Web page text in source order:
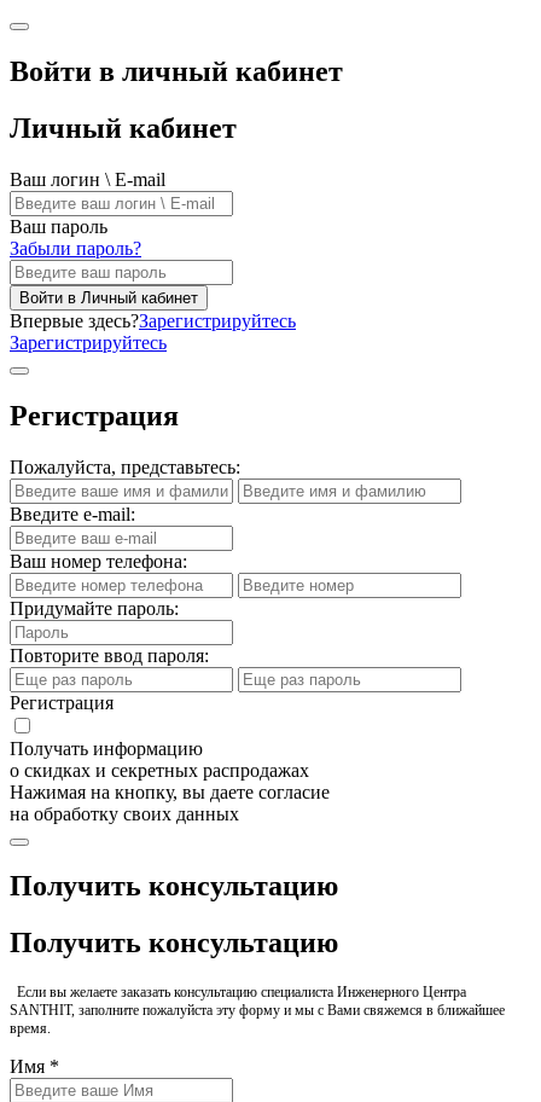
Войти в личный кабинет
Личный кабинет
Ваш логин \ E-mail
Ваш пароль
Забыли пароль?
Войти в Личный кабинет
Впервые здесь?Зарегистрируйтесь
Зарегистрируйтесь
Регистрация
Пожалуйста, представьтесь:
Введите e-mail:
Ваш номер телефона:
Придумайте пароль:
Повторите ввод пароля:
Регистрация
Получать информацию
о скидках и секретных распродажах
Нажимая на кнопку, вы даете согласие
на обработку своих данных
Получить консультацию
Получить консультацию
Если вы желаете заказать консультацию специалиста Инженерного Центра
SANTHIT, заполните пожалуйста эту форму и мы с Вами свяжемся в ближайшее
время.
Имя *